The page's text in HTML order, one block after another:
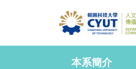
本系簡介